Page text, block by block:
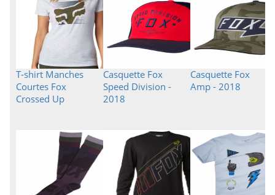
T-shirt Manches
Courtes Fox
Crossed Up
Casquette Fox
Speed Division -
2018
Casquette Fox
Amp - 2018